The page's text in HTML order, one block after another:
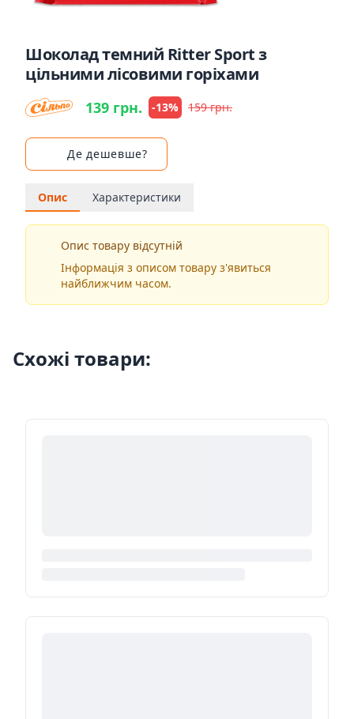
Шоколад темний Ritter Sport з
цільними лісовими горіхами
139 грн. -13% 159 грн.
Де дешевше?
Опис Характеристики
Опис товару відсутній
Інформація з описом товару з'явиться
найближчим часом.
Схожі товари: